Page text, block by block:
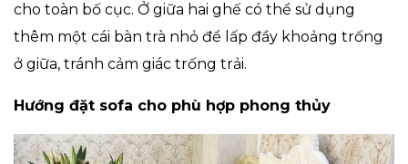
cho toàn bố cục. Ở giữa hai ghế có thể sử dụng
thêm một cái bàn trà nhỏ để lấp đầy khoảng trống
ở giữa, tránh cảm giác trống trải.
Hướng đặt sofa cho phù hợp phong thủy